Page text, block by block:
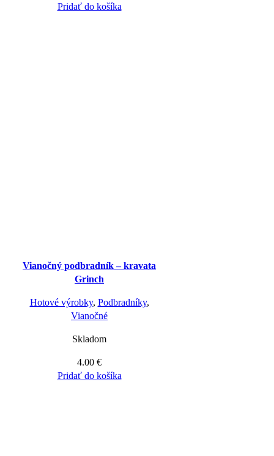
Pridať do košíka
Vianočný podbradník – kravata
Grinch
Hotové výrobky, Podbradníky,
Vianočné
Skladom
4.00 €
Pridať do košíka